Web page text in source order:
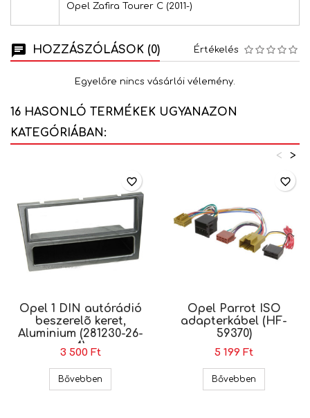
Opel Zafira Tourer C (2011-)
HOZZÁSZÓLÁSOK (0) Értékelés
Egyelőre nincs vásárlói vélemény.
16 HASONLÓ TERMÉKEK UGYANAZON
KATEGÓRIÁBAN:
>
<
Opel 1 DIN autórádió
beszerelõ keret,
Aluminium (281230-26-
4)
3 500 Ft
Bővebben Opel 1 DIN autórádió beszerelõ keret,
favorite_border
Opel Parrot ISO
adapterkábel (HF-
59370)
5 199 Ft
Bővebben
favorite_border